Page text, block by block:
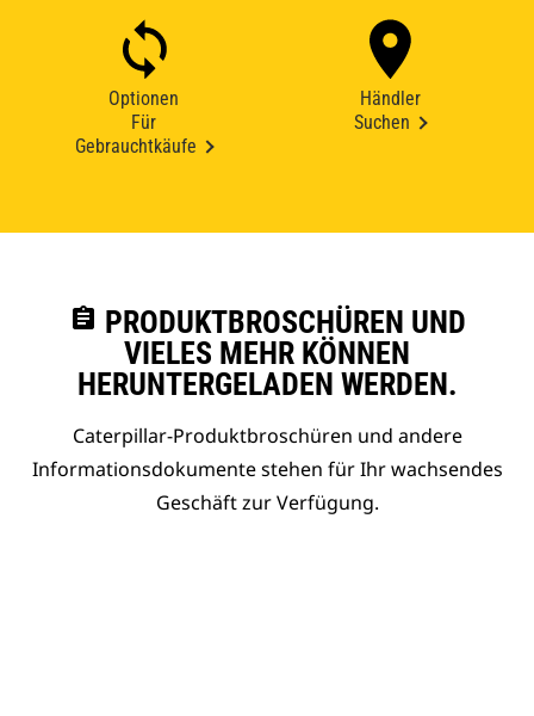
Optionen
Für
Gebrauchtkäufe
Händler
Suchen
assignment PRODUKTBROSCHÜREN UND
VIELES MEHR KÖNNEN
HERUNTERGELADEN WERDEN.
Caterpillar-Produktbroschüren und andere
Informationsdokumente stehen für Ihr wachsendes
Geschäft zur Verfügung.